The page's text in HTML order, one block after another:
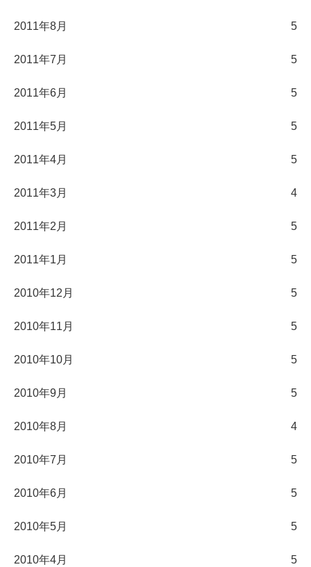
2011年8月 5
2011年7月 5
2011年6月 5
2011年5月 5
2011年4月 5
2011年3月 4
2011年2月 5
2011年1月 5
2010年12月 5
2010年11月 5
2010年10月 5
2010年9月 5
2010年8月 4
2010年7月 5
2010年6月 5
2010年5月 5
2010年4月 5